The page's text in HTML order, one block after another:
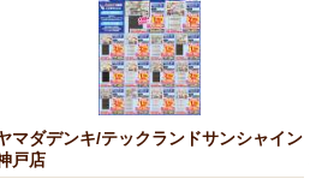
マダデンキ/テックランドサンシャイン
戸店